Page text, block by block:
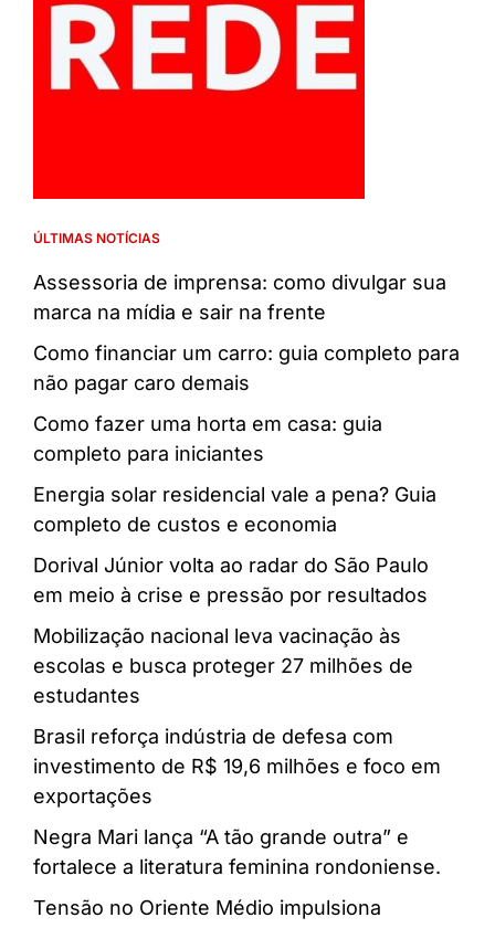
ÚLTIMAS NOTÍCIAS
Assessoria de imprensa: como divulgar sua
marca na mídia e sair na frente
Como financiar um carro: guia completo para
não pagar caro demais
Como fazer uma horta em casa: guia
completo para iniciantes
Energia solar residencial vale a pena? Guia
completo de custos e economia
Dorival Júnior volta ao radar do São Paulo
em meio à crise e pressão por resultados
Mobilização nacional leva vacinação às
escolas e busca proteger 27 milhões de
estudantes
Brasil reforça indústria de defesa com
investimento de R$ 19,6 milhões e foco em
exportações
Negra Mari lança “A tão grande outra” e
fortalece a literatura feminina rondoniense.
Tensão no Oriente Médio impulsiona